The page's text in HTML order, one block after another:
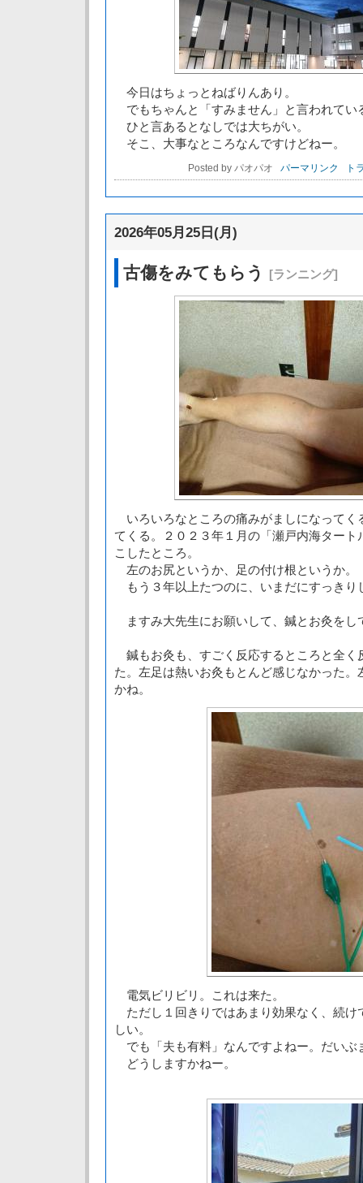
今日はちょっとねばりんあり。
でもちゃんと「すみません」と言われてい
ひと言あるとなしでは大ちがい。
そこ、大事なところなんですけどねー。
Posted by パオパオ パーマリンク ト
2026年05月25日(月)
古傷をみてもらう [ランニング]
いろいろなところの痛みがましになってく
てくる。２０２３年１月の「瀬戸内海タート
こしたところ。
左のお尻というか、足の付け根というか。
もう３年以上たつのに、いまだにすっきり
ますみ大先生にお願いして、鍼とお灸をし
鍼もお灸も、すごく反応するところと全く
た。左足は熱いお灸もとんど感じなかった
かね。
電気ビリビリ。これは来た。
ただし１回きりではあまり効果なく、続け
しい。
でも「夫も有料」なんですよねー。だいぶ
どうしますかねー。